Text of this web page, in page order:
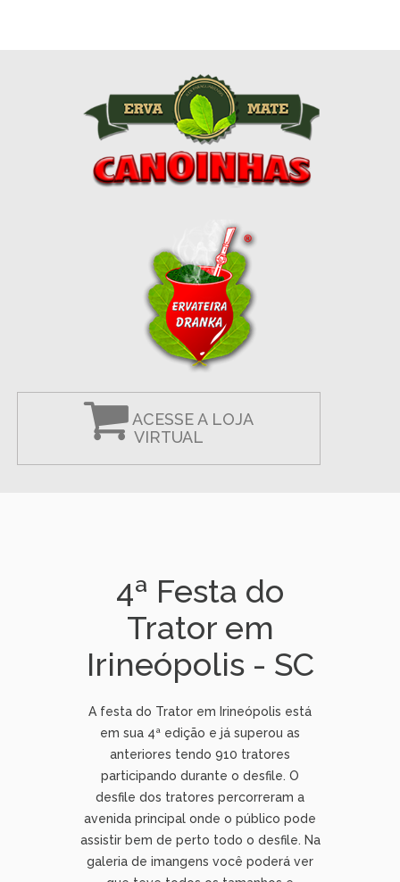
ACESSE A LOJA
VIRTUAL
4ª Festa do
Trator em
Irineópolis - SC
A festa do Trator em Irineópolis está
em sua 4ª edição e já superou as
anteriores tendo 910 tratores
participando durante o desfile. O
desfile dos tratores percorreram a
avenida principal onde o público pode
assistir bem de perto todo o desfile. Na
galeria de imangens você poderá ver